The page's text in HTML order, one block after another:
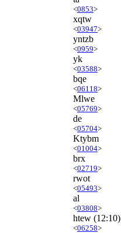
<0853>
xqtw
<03947>
yntzb
<0959>
yk
<03588>
bqe
<06118>
Mlwe
<05769>
de
<05704>
Ktybm
<01004>
brx
<02719>
rwot
<05493>
al
<03808>
htew (12:10)
<06258>